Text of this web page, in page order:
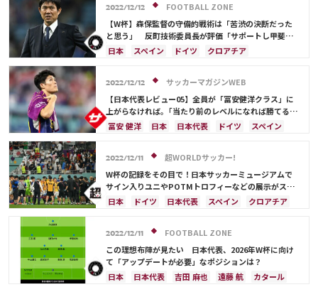
2022/12/12
FOOTBALL ZONE
【W杯】森保監督の守備的戦術は「苦渋の決断だった
と思う」 反町技術委員長が評価「サポートし甲斐が
あった」
日本 スペイン ドイツ
クロアチア
浅野 拓磨
前田 大然
2022/12/12
サッカーマガジンWEB
【日本代表レビュー05】全員が「冨安健洋クラス」に
上がらなければ。｢当たり前のレベルになれば勝てる集
団になる｣
冨安 健洋 日本 日本代表 ドイツ
スペイン
イングランド
ブラジル 谷 晃生
久保 建英
板倉 滉
2022/12/11
超WORLDサッカー!
W杯の記録をその目で！日本サッカーミュージアムで
サイン入りユニやPOTMトロフィーなどの展示がスタ
ート
日本 ドイツ 日本代表 スペイン
クロアチア
ルカ・モドリッチ
マヌエル・ノイアー
2022/12/11
FOOTBALL ZONE
この理想布陣が見たい 日本代表、2026年W杯に向け
て「アップデートが必要」なポジションは？
日本
日本代表 吉田 麻也 遠藤 航
カタール